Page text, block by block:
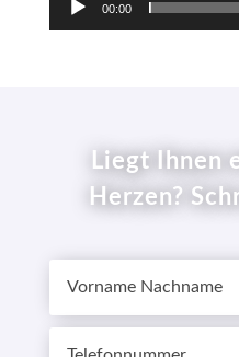
00:00
Liegt Ihnen
Herzen?